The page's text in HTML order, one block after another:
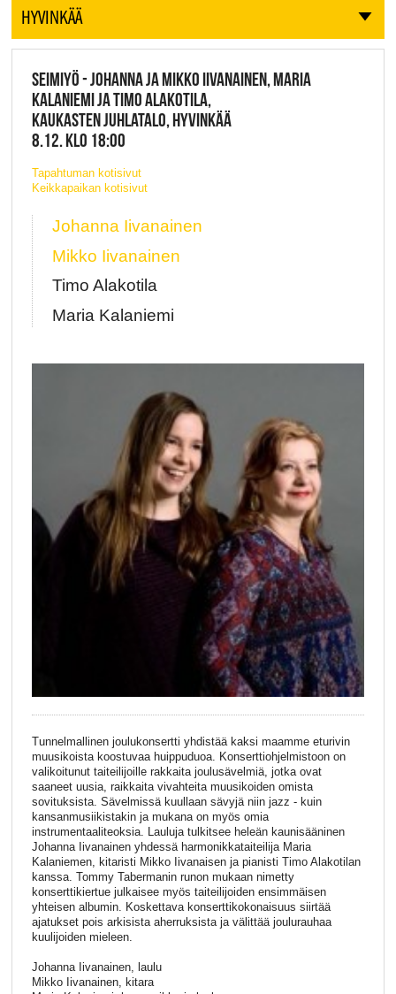
HYVINKÄÄ
SEIMIYÖ - JOHANNA JA MIKKO IIVANAINEN, MARIA
KALANIEMI JA TIMO ALAKOTILA,
KAUKASTEN JUHLATALO, HYVINKÄÄ
8.12. KLO 18:00
Tapahtuman kotisivut
Keikkapaikan kotisivut
Johanna Iivanainen
Mikko Iivanainen
Timo Alakotila
Maria Kalaniemi
Tunnelmallinen joulukonsertti yhdistää kaksi maamme eturivin
muusikoista koostuvaa huippuduoa. Konserttiohjelmistoon on
valikoitunut taiteilijoille rakkaita joulusävelmiä, jotka ovat
saaneet uusia, raikkaita vivahteita muusikoiden omista
sovituksista. Sävelmissä kuullaan sävyjä niin jazz - kuin
kansanmusiikistakin ja mukana on myös omia
instrumentaaliteoksia. Lauluja tulkitsee heleän kaunisääninen
Johanna Iivanainen yhdessä harmonikkataiteilija Maria
Kalaniemen, kitaristi Mikko Iivanaisen ja pianisti Timo Alakotilan
kanssa. Tommy Tabermanin runon mukaan nimetty
konserttikiertue julkaisee myös taiteilijoiden ensimmäisen
yhteisen albumin. Koskettava konserttikokonaisuus siirtää
ajatukset pois arkisista aherruksista ja välittää joulurauhaa
kuulijoiden mieleen.
Johanna Iivanainen, laulu
Mikko Iivanainen, kitara